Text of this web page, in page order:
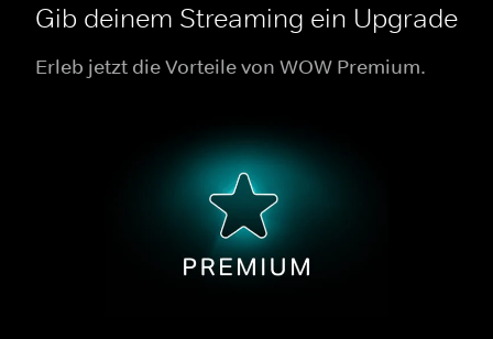
Gib deinem Streaming ein Upgrade
Erleb jetzt die Vorteile von WOW Premium.